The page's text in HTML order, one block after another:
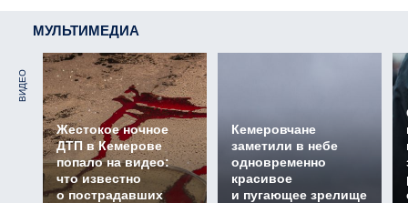
МУЛЬТИМЕДИА
ВИДЕО
Жестокое ночное
ДТП в Кемерове
попало на видео:
что известно
о пострадавших
Кемеровчане
заметили в небе
одновременно
красивое
и пугающее зрелище